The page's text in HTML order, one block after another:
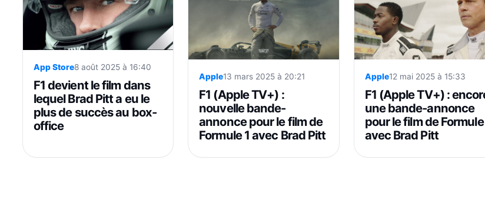
App Store8 août 2025 à 16:40
F1 devient le film dans
lequel Brad Pitt a eu le
plus de succès au box-
office
Apple13 mars 2025 à 20:21
F1 (Apple TV+) :
nouvelle bande-
annonce pour le film de
Formule 1 avec Brad Pitt
Apple12 mai 2025 à 15:33
F1 (Apple TV+) :
une bande-annonce
pour le film de Formule
avec Brad Pitt